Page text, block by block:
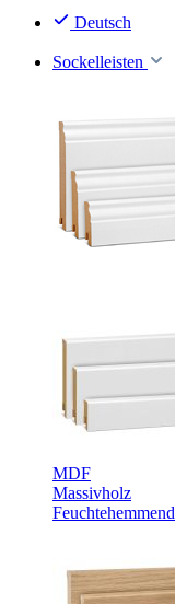
Deutsch
Sockelleisten
MDF
Massivholz
Feuchtehemmend